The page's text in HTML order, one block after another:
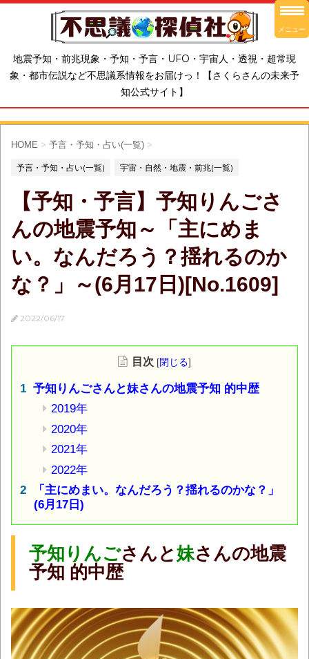
地震予知・前兆現象・予知・予言・UFO・宇宙人・透視・超常現
象・都市伝説など不思議系情報をお届けっ！【さくらさんの未来予
知公式サイト】
HOME > 予言・予知・占い(一覧) >
予言・予知・占い(一覧) 宇宙・自然・地震・前兆(一覧)
【予知・予言】予知りんごさ
んの地震予知～「主にめま
い。なんだろう？揺れるのか
な？」～(6月17日)[No.1609]
2022/06/17
目次 [閉じる]
予知りんごさんと妹さんの地震予知 的中歴
2019年
2020年
2021年
2022年
「主にめまい。なんだろう？揺れるのかな？」
(6月17日)
予知りんごさんと妹さんの地震
予知 的中歴
メニュー